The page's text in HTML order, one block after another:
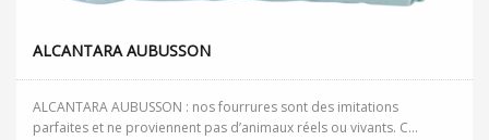
ALCANTARA AUBUSSON
ALCANTARA AUBUSSON : nos fourrures sont des imitations
parfaites et ne proviennent pas d’animaux réels ou vivants. C...